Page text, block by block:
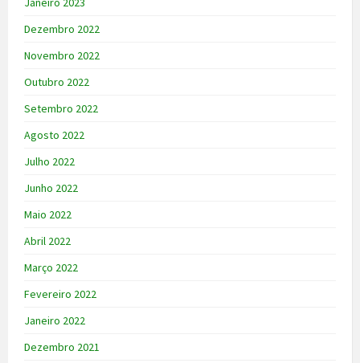
Dezembro 2022
Novembro 2022
Outubro 2022
Setembro 2022
Agosto 2022
Julho 2022
Junho 2022
Maio 2022
Abril 2022
Março 2022
Fevereiro 2022
Janeiro 2022
Dezembro 2021